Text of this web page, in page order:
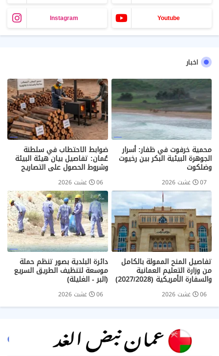
Instagram Youtube
اخبار
محمية خرفوت في ظفار: أسرار
الجوهرة البيئية البكر بين رخيوت
وضلكوت
07 غشت 2026
ضوابط الاحتطاب في سلطنة
عُمان: تفاصيل بيان هيئة البيئة
وشروط الحصول على التصاريح
06 غشت 2026
تفاصيل المنح الممولة بالكامل
من وزارة التعليم العمانية
والسفارة الأمريكية (2027/2028)
06 غشت 2026
دائرة البلدية بصور تنظم حملة
موسعة لتنظيف الطريق السريع
(البر - الغليلة)
06 غشت 2026